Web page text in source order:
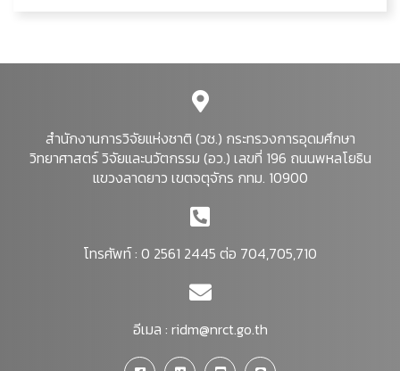
สำนักงานการวิจัยแห่งชาติ (วช.) กระทรวงการอุดมศึกษา
วิทยาศาสตร์ วิจัยและนวัตกรรม (อว.) เลขที่ 196 ถนนพหลโยธิน
แขวงลาดยาว เขตจตุจักร กทม. 10900
โทรศัพท์ : 0 2561 2445 ต่อ 704,705,710
อีเมล : ridm@nrct.go.th